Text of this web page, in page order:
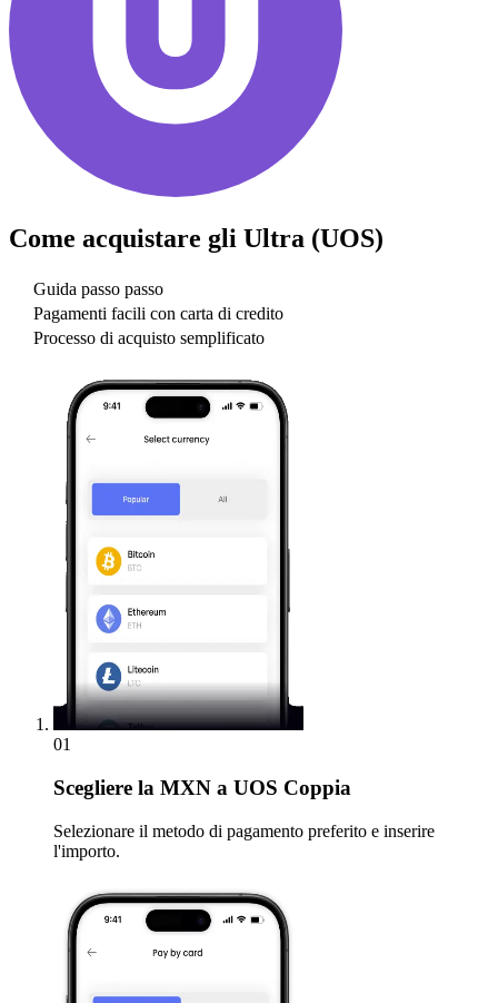
Come acquistare gli Ultra (UOS)
Guida passo passo
Pagamenti facili con carta di credito
Processo di acquisto semplificato
01
Scegliere la MXN a UOS Coppia
Selezionare il metodo di pagamento preferito e inserire
l'importo.